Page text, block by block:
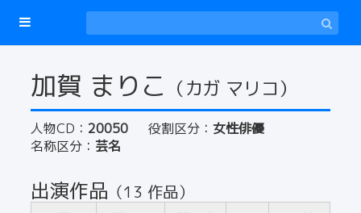
加賀 まりこ （カガ マリコ）
人物CD： 20050 役割区分： 女性俳優
名称区分： 芸名
出演作品 （13 作品）